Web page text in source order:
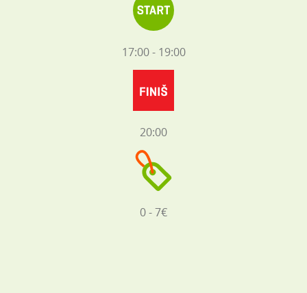
17:00 - 19:00
20:00
0 - 7€